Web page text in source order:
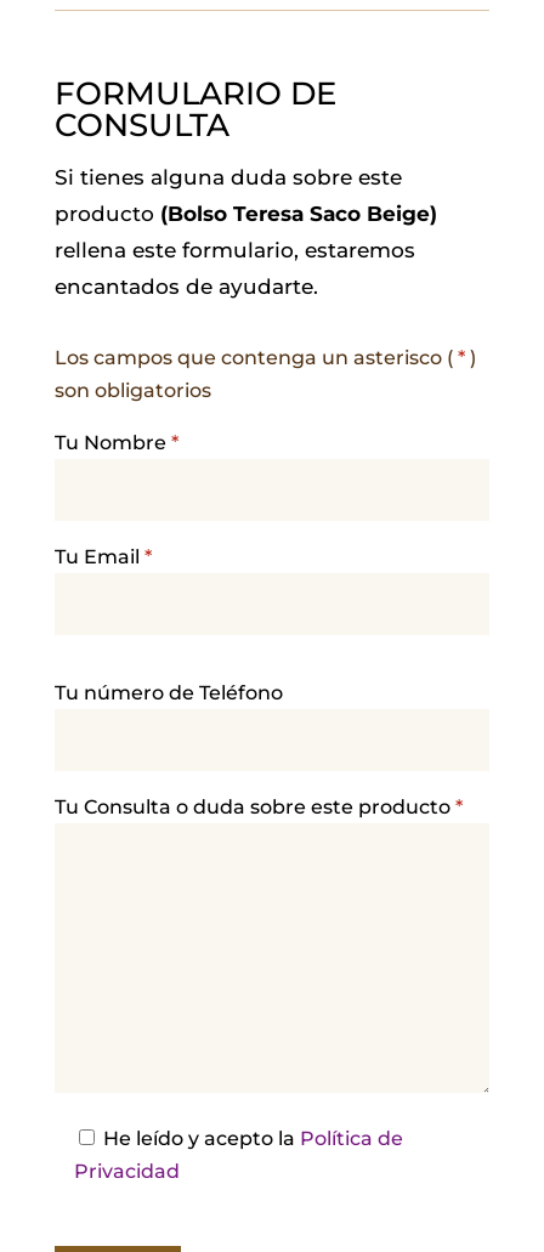
FORMULARIO DE
CONSULTA
Si tienes alguna duda sobre este
producto (Bolso Teresa Saco Beige)
rellena este formulario, estaremos
encantados de ayudarte.
Los campos que contenga un asterisco ( * )
son obligatorios
Tu Nombre *
Tu Email *
o
a
Tu número de Teléfono
Tu Consulta o duda sobre este producto *
He leído y acepto la Política de
Privacidad